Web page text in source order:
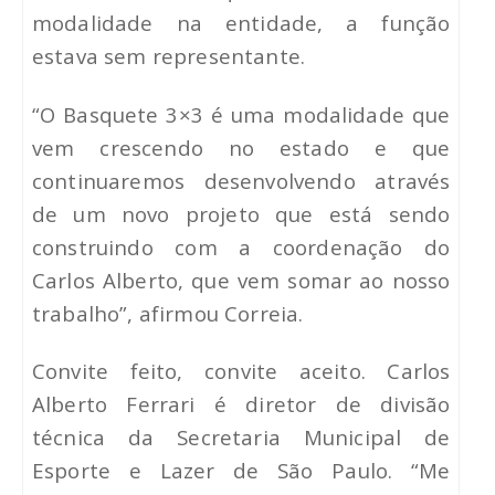
modalidade na entidade, a função
estava sem representante.
“O Basquete 3×3 é uma modalidade que
vem crescendo no estado e que
continuaremos desenvolvendo através
de um novo projeto que está sendo
construindo com a coordenação do
Carlos Alberto, que vem somar ao nosso
trabalho”, afirmou Correia.
Convite feito, convite aceito. Carlos
Alberto Ferrari é diretor de divisão
técnica da Secretaria Municipal de
Esporte e Lazer de São Paulo. “Me